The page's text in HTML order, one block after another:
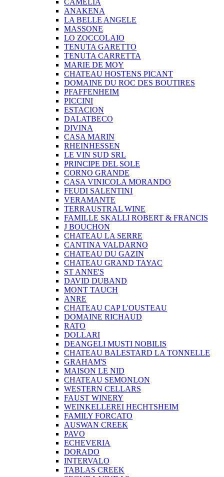
CAMELIA
ANAKENA
LA BELLE ANGELE
MASSONE
LO ZOCCOLAIO
TENUTA GARETTO
TENUTA CARRETTA
MARIE DE MOY
CHATEAU HOSTENS PICANT
DOMAINE DU ROC DES BOUTIRES
PFAFFENHEIM
PICCINI
ESTACION
DALATBECO
DIVINA
CASA MARIN
RHEINHESSEN
LE VIN SUD SRL
PRINCIPE DEL SOLE
CORNO GRANDE
CASA VINICOLA MORANDO
FEUDI SALENTINI
VERAMANTE
TERRAUSTRAL WINE
FAMILLE SKALLI ROBERT & FRANCIS
J BOUCHON
CHATEAU LA SERRE
CANTINA VALDARNO
CHATEAU DU GAZIN
CHATEAU GRAND TAYAC
ST ANNE'S
DAVID DUBAND
MONT TAUCH
ANRE
CHATEAU CAP L'OUSTEAU
DOMAINE RICHAUD
RATO
DOLLARI
DEANGELI MUSTI NOBILIS
CHATEAU BALESTARD LA TONNELLE
GRAHAM'S
MAISON LE NID
CHATEAU SEMONLON
WESTERN CELLARS
FAUST WINERY
WEINKELLEREI HECHTSHEIM
FAMILY FORCATO
AUSWAN CREEK
PAVO
ECHEVERIA
DORADO
INTERVALO
TABLAS CREEK